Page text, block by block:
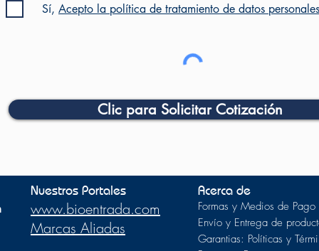
Sí, Acepto la política de tratamiento de datos personales
Clic para Solicitar Cotización
Nuestros Portales
www.bioentrada.com
Marcas Aliadas
Acerca de
Formas y Medios de Pago
Envío y Entrega de
Garantias: Políticas y